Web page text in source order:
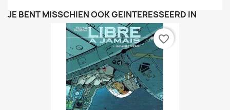
JE BENT MISSCHIEN OOK GEÏNTERESSEERD IN
favorite_border